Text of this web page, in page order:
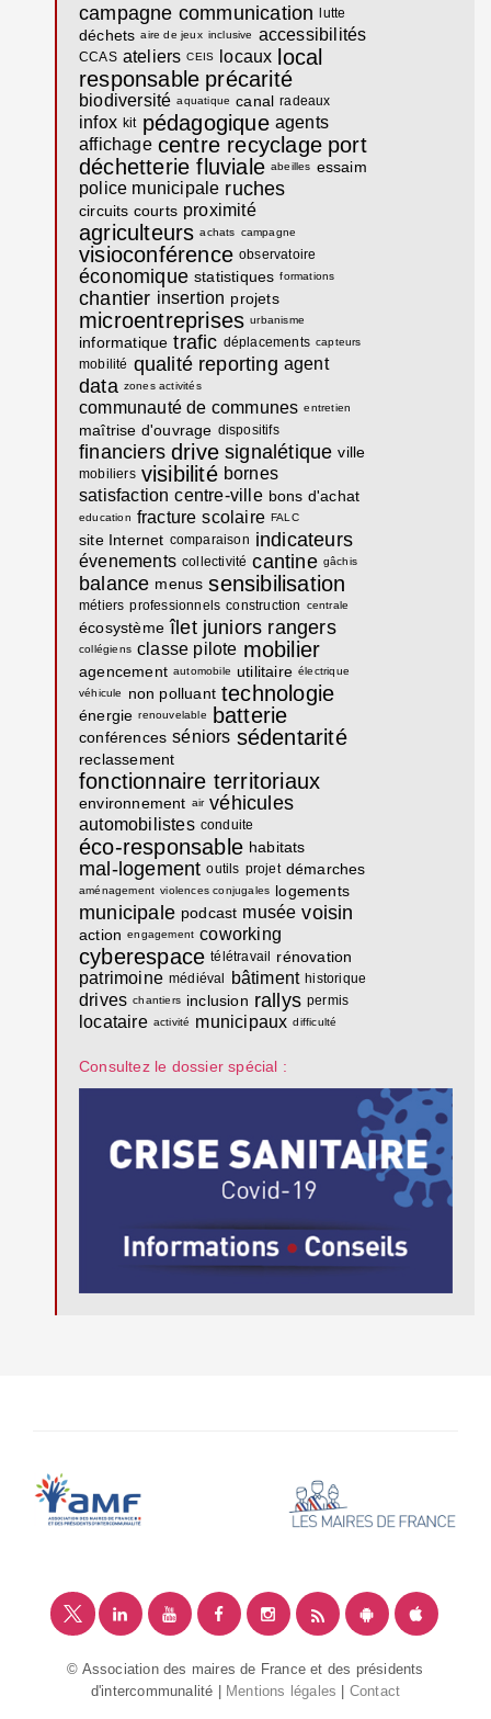
campagne communication lutte
déchets aire de jeux inclusive accessibilités
CCAS ateliers CEIS locaux local
responsable précarité
biodiversité aquatique canal radeaux
infox kit pédagogique agents
affichage centre recyclage port
déchetterie fluviale abeilles essaim
police municipale ruches
circuits courts proximité
agriculteurs achats campagne
visioconférence observatoire
économique statistiques formations
chantier insertion projets
microentreprises urbanisme
informatique trafic déplacements capteurs
mobilité qualité reporting agent
data zones activités
communauté de communes entretien
maîtrise d'ouvrage dispositifs
financiers drive signalétique ville
mobiliers visibilité bornes
satisfaction centre-ville bons d'achat
education fracture scolaire FALC
site Internet comparaison indicateurs
évenements collectivité cantine gâchis
balance menus sensibilisation
métiers professionnels construction centrale
écosystème îlet juniors rangers
collégiens classe pilote mobilier
agencement automobile utilitaire électrique
véhicule
non polluant technologie
énergie renouvelable batterie
conférences séniors sédentarité
reclassement
fonctionnaire territoriaux
environnement air véhicules
automobilistes conduite
éco-responsable habitats
mal-logement outils projet démarches
aménagement violences conjugales logements
municipale podcast musée voisin
action engagement coworking
cyberespace télétravail rénovation
patrimoine médiéval bâtiment historique
drives chantiers inclusion rallys permis
locataire activité municipaux difficulté
Consultez le dossier spécial :
© Association des maires de France et des présidents
d'intercommunalité |
Mentions légales Contact